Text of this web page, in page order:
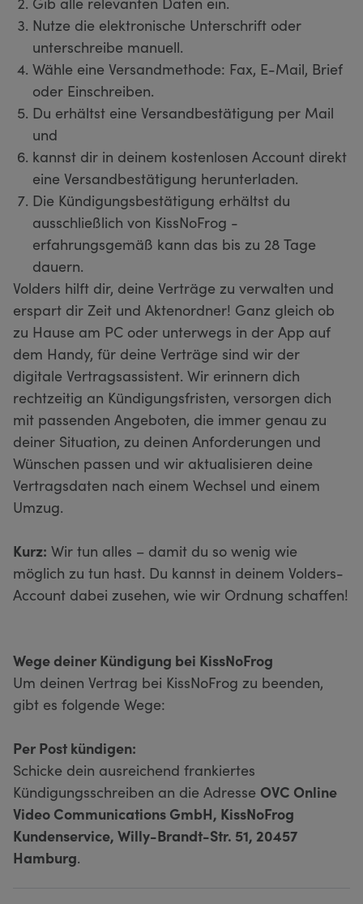
Nutze die elektronische Unterschrift oder
unterschreibe manuell.
Wähle eine Versandmethode: Fax, E-Mail, Brief
oder Einschreiben.
Du erhältst eine Versandbestätigung per Mail
und
kannst dir in deinem kostenlosen Account direkt
eine Versandbestätigung herunterladen.
Die Kündigungsbestätigung erhältst du
ausschließlich von KissNoFrog -
erfahrungsgemäß kann das bis zu 28 Tage
dauern.
Volders hilft dir, deine Verträge zu verwalten und
erspart dir Zeit und Aktenordner! Ganz gleich ob
zu Hause am PC oder unterwegs in der App auf
dem Handy, für deine Verträge sind wir der
digitale Vertragsassistent. Wir erinnern dich
rechtzeitig an Kündigungsfristen, versorgen dich
mit passenden Angeboten, die immer genau zu
deiner Situation, zu deinen Anforderungen und
Wünschen passen und wir aktualisieren deine
Vertragsdaten nach einem Wechsel und einem
Umzug.
Kurz: Wir tun alles – damit du so wenig wie
möglich zu tun hast. Du kannst in deinem Volders-
Account dabei zusehen, wie wir Ordnung schaffen!
Wege deiner Kündigung bei KissNoFrog
Um deinen Vertrag bei KissNoFrog zu beenden,
gibt es folgende Wege:
Per Post kündigen:
Schicke dein ausreichend frankiertes
Kündigungsschreiben an die Adresse OVC Online
Video Communications GmbH, KissNoFrog
Kundenservice, Willy-Brandt-Str. 51, 20457
Hamburg.